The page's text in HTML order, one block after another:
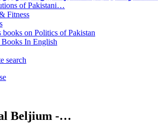
of Pakistani…
Fitness
books on Politics of Pakistan
In English
search
Beljium -…